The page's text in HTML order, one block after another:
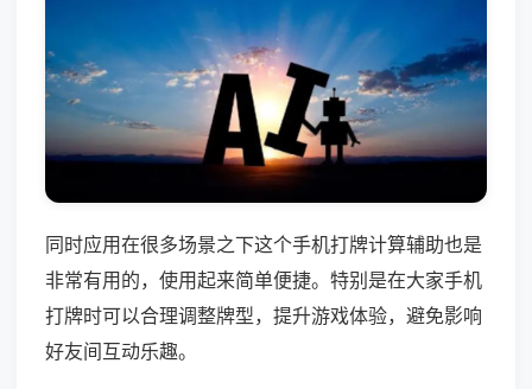
同时应用在很多场景之下这个手机打牌计算辅助也是
非常有用的，使用起来简单便捷。特别是在大家手机
打牌时可以合理调整牌型，提升游戏体验，避免影响
好友间互动乐趣。